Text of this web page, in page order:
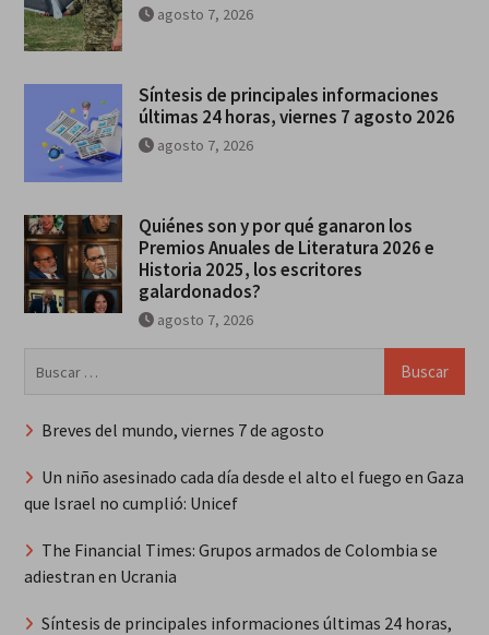
agosto 7, 2026
Síntesis de principales informaciones
últimas 24 horas, viernes 7 agosto 2026
agosto 7, 2026
Quiénes son y por qué ganaron los
Premios Anuales de Literatura 2026 e
Historia 2025, los escritores
galardonados?
agosto 7, 2026
Breves del mundo, viernes 7 de agosto
Un niño asesinado cada día desde el alto el fuego en Gaza
que Israel no cumplió: Unicef
The Financial Times: Grupos armados de Colombia se
adiestran en Ucrania
Síntesis de principales informaciones últimas 24 horas,